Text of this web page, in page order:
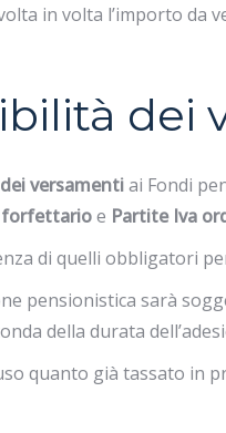
in volta l’importo da
dei
versamentiai Fondi
forfettarioe Partite Iva
di quelli obbligatori
pensionistica sarà
della durata
quanto già tassato in